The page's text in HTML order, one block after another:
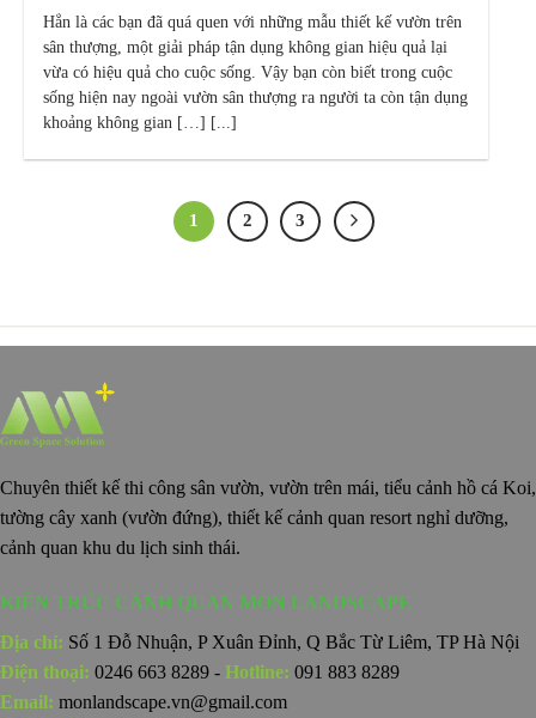
Hẳn là các bạn đã quá quen với những mẫu thiết kế vườn trên
sân thượng, một giải pháp tận dụng không gian hiệu quả lại
vừa có hiệu quả cho cuộc sống. Vậy bạn còn biết trong cuộc
sống hiện nay ngoài vườn sân thượng ra người ta còn tận dụng
khoảng không gian […] [...]
1 2 3
Chuyên thiết kế thi công sân vườn, vườn trên mái, tiểu cảnh hồ cá Koi,
tường cây xanh (vườn đứng), thiết kế cảnh quan resort nghỉ dưỡng,
cảnh quan khu du lịch sinh thái.
KIẾN TRÚC CẢNH QUAN MON LANDSCAPE
Địa chỉ: Số 1 Đỗ Nhuận, P Xuân Đỉnh, Q Bắc Từ Liêm, TP Hà Nội
Điện thoại: 0246 663 8289 - Hotline: 091 883 8289
Email: monlandscape.vn@gmail.com